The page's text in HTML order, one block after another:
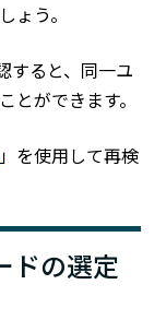
ょう。
すると、同一ユ
とができます。
」を使用して再検
ドの選定